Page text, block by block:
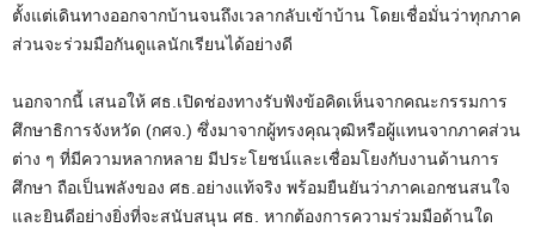
ตั้งแต่เดินทางออกจากบ้านจนถึงเวลากลับเข้าบ้าน โดยเชื่อมั่นว่าทุกภาค
ส่วนจะร่วมมือกันดูแลนักเรียนได้อย่างดี
นอกจากนี้ เสนอให้ ศธ.เปิดช่องทางรับฟังข้อคิดเห็นจากคณะกรรมการ
ศึกษาธิการจังหวัด (กศจ.) ซึ่งมาจากผู้ทรงคุณวุฒิหรือผู้แทนจากภาคส่วน
ต่าง ๆ ที่มีความหลากหลาย มีประโยชน์และเชื่อมโยงกับงานด้านการ
ศึกษา ถือเป็นพลังของ ศธ.อย่างแท้จริง พร้อมยืนยันว่าภาคเอกชนสนใจ
และยินดีอย่างยิ่งที่จะสนับสนุน ศธ. หากต้องการความร่วมมือด้านใด